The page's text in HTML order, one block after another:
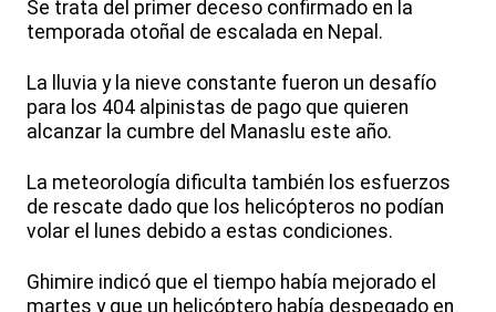
Se trata del primer deceso confirmado en la
temporada otoñal de escalada en Nepal.
La lluvia y la nieve constante fueron un desafío
para los 404 alpinistas de pago que quieren
alcanzar la cumbre del Manaslu este año.
La meteorología dificulta también los esfuerzos
de rescate dado que los helicópteros no podían
volar el lunes debido a estas condiciones.
Ghimire indicó que el tiempo había mejorado el
martes y que un helicóptero había despegado en